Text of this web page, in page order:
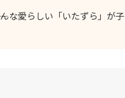
な愛らしい「いたずら」が子